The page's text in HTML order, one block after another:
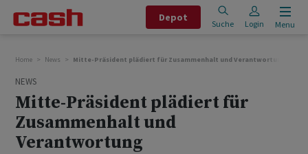
Depot
Suche Login Menu
Home News Mitte-Präsident plädiert für Zusammenhalt und Verantwortung
NEWS
Mitte-Präsident plädiert für
Zusammenhalt und
Verantwortung